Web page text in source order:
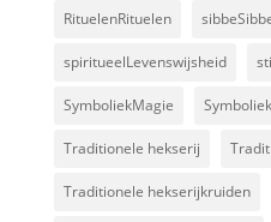
RituelenRituelen
spiritueelLevenswijsheid
SymboliekMagie
Traditionele hekserij
Traditionele hekserijkruiden